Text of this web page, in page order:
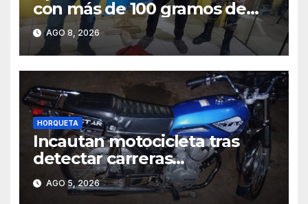
con más de 100 gramos de
supuesta marihuana en
Horqueta
AGO 8, 2026
HORQUETA
Incautan motocicleta tras
detectar carreras
clandestinas y maniobras
peligrosas en Horqueta
AGO 5, 2026